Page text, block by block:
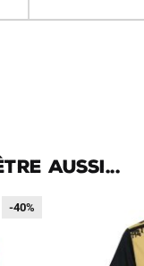
aussi...
-40%
-40%